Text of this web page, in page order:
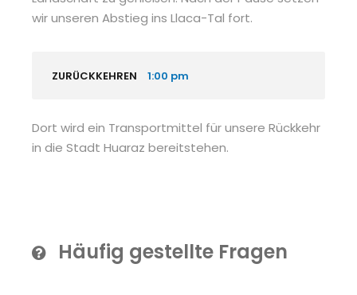
wir unseren Abstieg ins Llaca-Tal fort.
ZURÜCKKEHREN 1:00 pm
Dort wird ein Transportmittel für unsere Rückkehr
in die Stadt Huaraz bereitstehen.
Häufig gestellte Fragen